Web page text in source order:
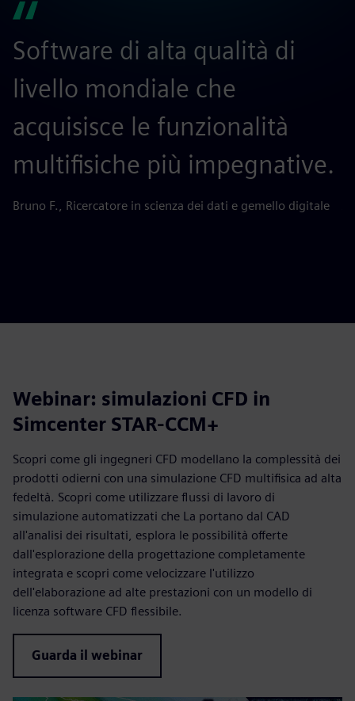
Software di alta qualità di
livello mondiale che
acquisisce le funzionalità
multifisiche più impegnative.
Bruno F., Ricercatore in scienza dei dati e gemello digitale
Webinar: simulazioni CFD in
Simcenter STAR-CCM+
Scopri come gli ingegneri CFD modellano la complessità dei
prodotti odierni con una simulazione CFD multifisica ad alta
fedeltà. Scopri come utilizzare flussi di lavoro di
simulazione automatizzati che La portano dal CAD
all'analisi dei risultati, esplora le possibilità offerte
dall'esplorazione della progettazione completamente
integrata e scopri come velocizzare l'utilizzo
dell'elaborazione ad alte prestazioni con un modello di
licenza software CFD flessibile.
Guarda il webinar